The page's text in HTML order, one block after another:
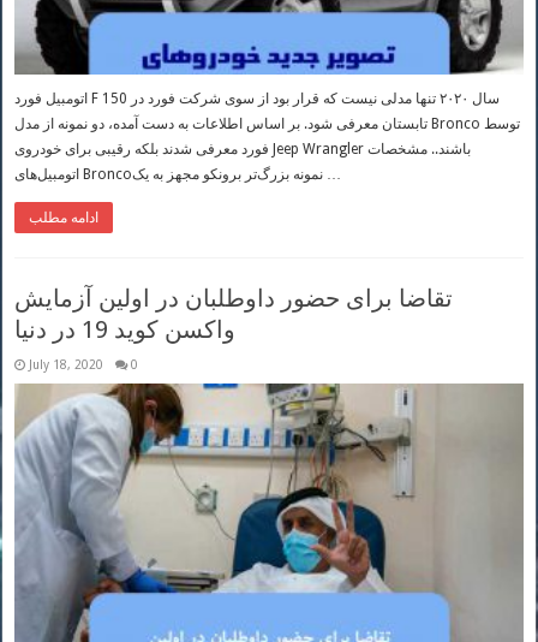
اتومبیل فورد F 150 سال ۲۰۲۰ تنها مدلی نیست که قرار بود از سوی شرکت فورد در
تابستان معرفی شود. بر اساس اطلاعات به دست آمده، دو نمونه از مدل Bronco توسط
فورد معرفی شدند بلکه رقیبی برای خودروی Jeep Wrangler باشند.. مشخصات
اتومبیل‌های Broncoنمونه بزرگ‌تر برونکو مجهز به یک …
ادامه مطلب
تقاضا برای حضور داوطلبان در اولین آزمایش
واکسن کوید 19 در دنیا
July 18, 2020 0